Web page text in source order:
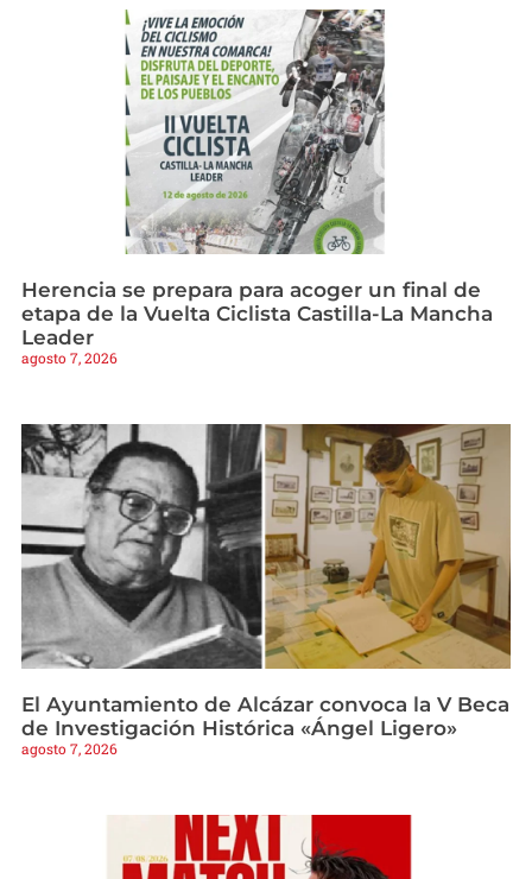
Herencia se prepara para acoger un final de
etapa de la Vuelta Ciclista Castilla-La Mancha
Leader
agosto 7, 2026
El Ayuntamiento de Alcázar convoca la V Beca
de Investigación Histórica «Ángel Ligero»
agosto 7, 2026